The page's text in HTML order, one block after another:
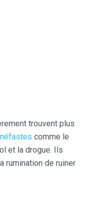
trouvent plus
comme le
et la drogue. Ils
rumination de ruiner